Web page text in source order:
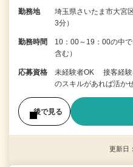
勤務地
埼玉県さいたま市大宮
3分）
勤務時間
10：00～19：00の中
含む）
応募資格
未経験者OK 接客経
のスキルがあれば活か
後で見る
更新日